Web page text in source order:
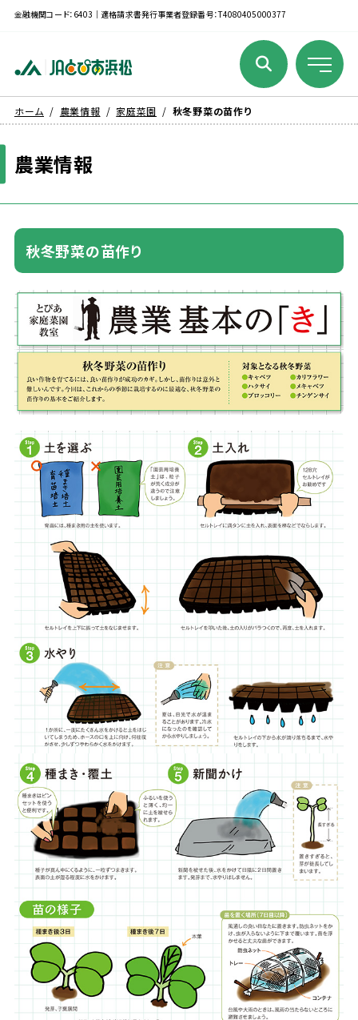
金融機関コード：6403｜適格請求書発行事業者登録番号：T4080405000377
ホーム 農業情報 家庭菜園 秋冬野菜の苗作り
農業情報
秋冬野菜の苗作り